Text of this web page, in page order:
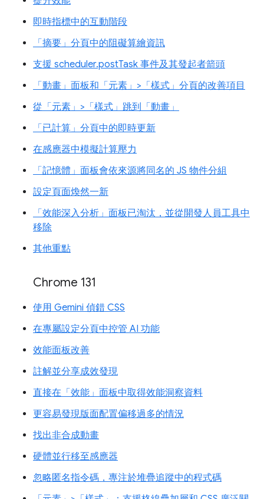
即時指標中的互動階段
「摘要」分頁中的阻礙算繪資訊
支援 scheduler.postTask 事件及其發起者箭頭
「動畫」面板和「元素」>「樣式」分頁的改善項目
從「元素」>「樣式」跳到「動畫」
「已計算」分頁中的即時更新
在感應器中模擬計算壓力
「記憶體」面板會依來源將同名的 JS 物件分組
設定頁面煥然一新
「效能深入分析」面板已淘汰，並從開發人員工具中
移除
其他重點
Chrome 131
使用 Gemini 偵錯 CSS
在專屬設定分頁中控管 AI 功能
效能面板改善
註解並分享成效發現
直接在「效能」面板中取得效能洞察資料
更容易發現版面配置偏移過多的情況
找出非合成動畫
硬體並行移至感應器
忽略匿名指令碼，專注於堆疊追蹤中的程式碼